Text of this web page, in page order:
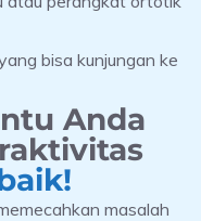
bisa kunjungan ke
Anda
masalah